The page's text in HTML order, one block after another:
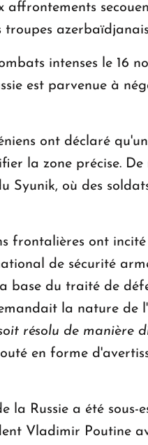
affrontements
intenses le 16
est parvenue à
ont déclaré
la zone précise.
Syunik, où des
frontalières ont
de sécurité
base du traité de
la nature de
résolu de manière
en forme
la Russie a été
Vladimir Poutine